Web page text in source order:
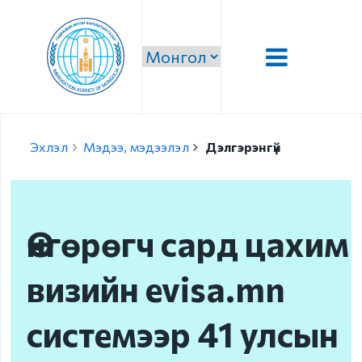
чиглэл
Стратеги зорилго,
зорилт
Чиг үүрэг
Эхлэл Мэдээ, мэдээлэл Дэлгэрэнгүй
Өнгөрөгч сард цахим
визийн evisa.mn
системээр 41 улсын